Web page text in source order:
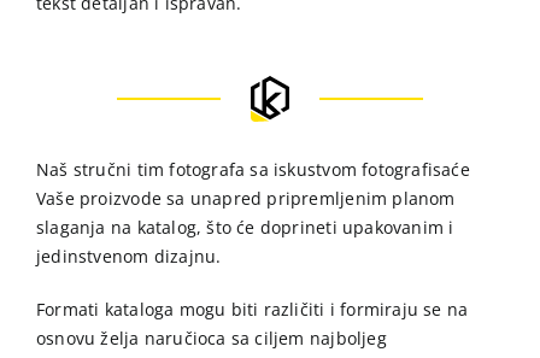
Naš stručni tim fotografa sa iskustvom fotografisaće
Vaše proizvode sa unapred pripremljenim planom
slaganja na katalog, što će doprineti upakovanim i
jedinstvenom dizajnu.
Formati kataloga mogu biti različiti i formiraju se na
osnovu želja naručioca sa ciljem najboljeg